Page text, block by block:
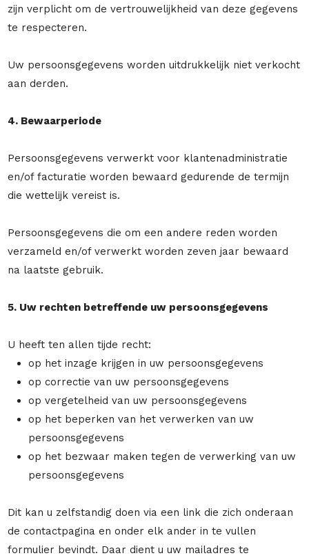
zijn verplicht om de vertrouwelijkheid van deze gegevens
te respecteren.
Uw persoonsgegevens worden uitdrukkelijk niet verkocht
aan derden.
4. Bewaarperiode
Persoonsgegevens verwerkt voor klantenadministratie
en/of facturatie worden bewaard gedurende de termijn
die wettelijk vereist is.
Persoonsgegevens die om een andere reden worden
verzameld en/of verwerkt worden zeven jaar bewaard
na laatste gebruik.
5. Uw rechten betreffende uw persoonsgegevens
U heeft ten allen tijde recht:
op het inzage krijgen in uw persoonsgegevens
op correctie van uw persoonsgegevens
op vergetelheid van uw persoonsgegevens
op het beperken van het verwerken van uw
persoonsgegevens
op het bezwaar maken tegen de verwerking van uw
persoonsgegevens
Dit kan u zelfstandig doen via een link die zich onderaan
de contactpagina en onder elk ander in te vullen
formulier bevindt. Daar dient u uw mailadres te